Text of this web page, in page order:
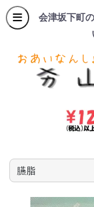
会津坂下町
商品名やキーワー